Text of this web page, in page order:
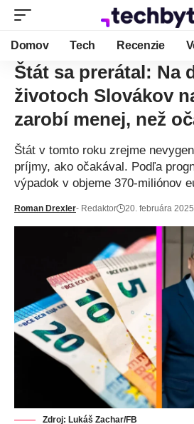
Domov Tech Recenzie
Štát sa prerátal: Na
životoch Slovákov
zarobí menej, než
Štát v tomto roku zrejme
príjmy, ako očakával. Podľa
výpadok v objeme 370-miliónov
Roman Drexler- Redaktor 20. februára 2025
Zdroj: Lukáš Zachar/FB